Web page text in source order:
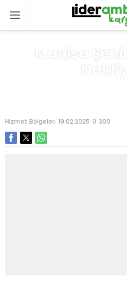
Manisa
Hizmet Bölgeleri 19.02.2025 0 300